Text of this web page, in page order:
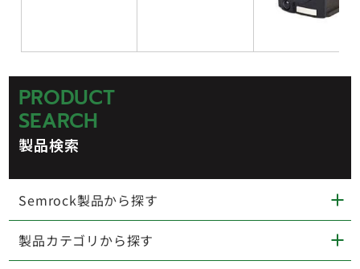
PRODUCT
SEARCH
製品検索
Semrock製品から探す
製品カテゴリから探す